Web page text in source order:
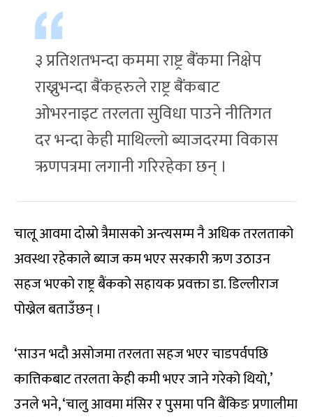
३ प्रतिशतभन्दा कममा राष्ट्र बैंकमा निक्षेप
राख्नुभन्दा बैंकहरुले राष्ट्र बैंकबाट
ओभरनाइट तरलता सुविधा पाउने नीतिगत
दर भन्दा केही माथिल्लो ब्याजदरमा विकास
ऋणपत्रमा लगानी गरिरहेका छन् ।
चालू आवमा दोस्रो त्रैमासको अन्त्यसम्म नै अधिक तरलताको
अवस्था रहेकाले ब्याज कम भएर सरकारी ऋण उठाउन
सहज भएको राष्ट्र बैंकको सहायक प्रवक्ता डा. डिल्लीराज
पोख्रेल बताउँछन् ।
‘साउन भदौ असोजमा तरलता सहज भएर चाडपर्वपछि
कात्तिकबाट तरलता केही कमी भएर जाने गरेको थियो,’
उनले भने, ‘चालु आवमा मंसिर र पुसमा पनि बैंकिङ प्रणालीमा